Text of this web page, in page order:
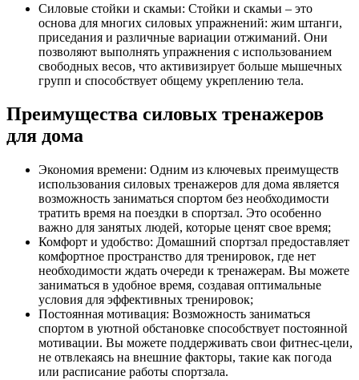
Силовые стойки и скамьи: Стойки и скамьи – это
основа для многих силовых упражнений: жим штанги,
приседания и различные вариации отжиманий. Они
позволяют выполнять упражнения с использованием
свободных весов, что активизирует больше мышечных
групп и способствует общему укреплению тела.
Преимущества силовых тренажеров
для дома
Экономия времени: Одним из ключевых преимуществ
использования силовых тренажеров для дома является
возможность заниматься спортом без необходимости
тратить время на поездки в спортзал. Это особенно
важно для занятых людей, которые ценят свое время;
Комфорт и удобство: Домашний спортзал предоставляет
комфортное пространство для тренировок, где нет
необходимости ждать очереди к тренажерам. Вы можете
заниматься в удобное время, создавая оптимальные
условия для эффективных тренировок;
Постоянная мотивация: Возможность заниматься
спортом в уютной обстановке способствует постоянной
мотивации. Вы можете поддерживать свои фитнес-цели,
не отвлекаясь на внешние факторы, такие как погода
или расписание работы спортзала.